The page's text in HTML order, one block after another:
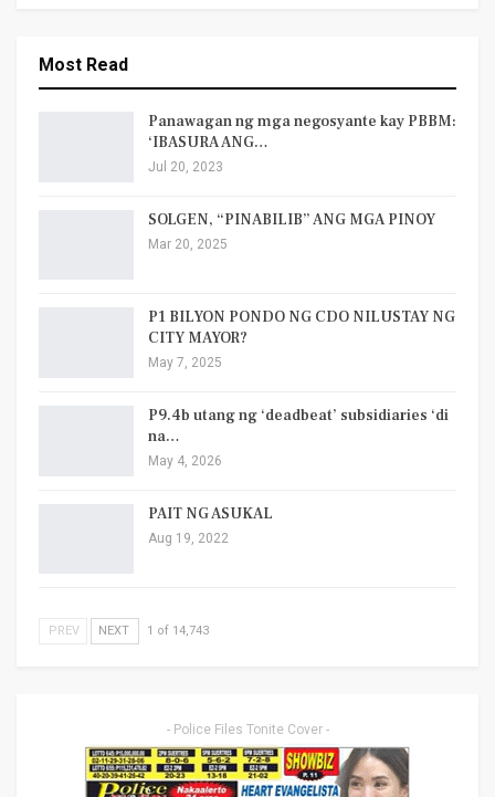
Most Read
Panawagan ng mga negosyante kay PBBM:
‘IBASURA ANG…
Jul 20, 2023
SOLGEN, “PINABILIB” ANG MGA PINOY
Mar 20, 2025
P1 BILYON PONDO NG CDO NILUSTAY NG
CITY MAYOR?
May 7, 2025
P9.4b utang ng ‘deadbeat’ subsidiaries ‘di
na…
May 4, 2026
PAIT NG ASUKAL
Aug 19, 2022
PREV NEXT 1 of 14,743
- Police Files Tonite Cover -